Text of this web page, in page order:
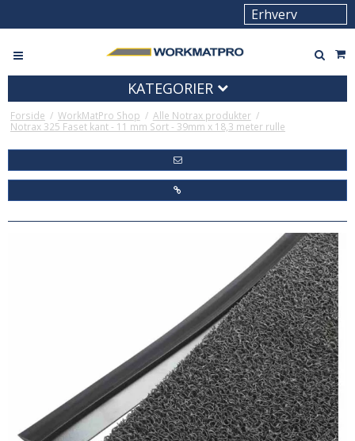
KATEGORIER
Forside / WorkMatPro Shop / Alle Notrax produkter /
Notrax 325 Faset kant - 11 mm Sort - 39mm x 18,3 meter rulle